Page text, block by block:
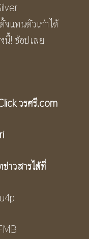
งแทนตัวเก่าได้
! ช้อปเลย
วรศรี.com
าวสารได้ที่